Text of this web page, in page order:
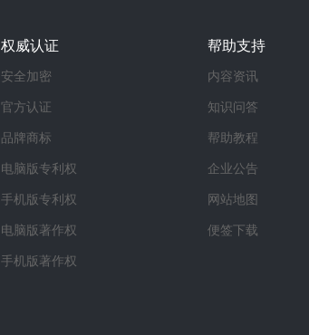
权威认证
安全加密
官方认证
品牌商标
电脑版专利权
手机版专利权
电脑版著作权
手机版著作权
帮助支持
内容资讯
知识问答
帮助教程
企业公告
网站地图
便签下载